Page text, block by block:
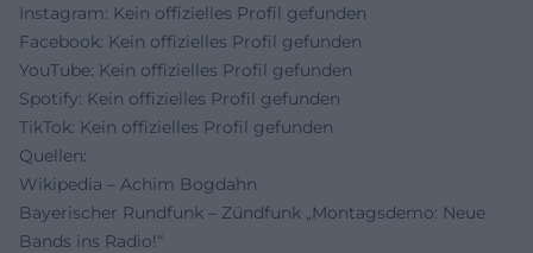
Instagram: Kein offizielles Profil gefunden
Facebook: Kein offizielles Profil gefunden
YouTube: Kein offizielles Profil gefunden
Spotify: Kein offizielles Profil gefunden
TikTok: Kein offizielles Profil gefunden
Quellen:
Wikipedia – Achim Bogdahn
Bayerischer Rundfunk – Zündfunk „Montagsdemo: Neue
Bands ins Radio!“